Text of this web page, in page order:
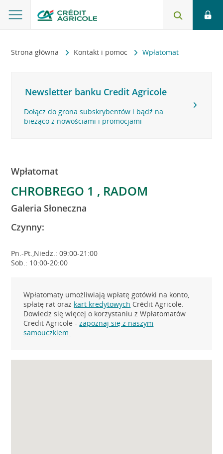
Strona główna Kontakt i pomoc Wpłatomat
Newsletter banku Credit Agricole
Dołącz do grona subskrybentów i bądź na
bieżąco z nowościami i promocjami
Wpłatomat
CHROBREGO 1 , RADOM
Galeria Słoneczna
Czynny:
Pn.-Pt.,Niedz.: 09:00-21:00
Sob.: 10:00-20:00
Wpłatomaty umożliwiają wpłatę gotówki na konto,
spłatę rat oraz kart kredytowych Crédit Agricole.
Dowiedz się więcej o korzystaniu z Wpłatomatów
Credit Agricole -zapoznaj się z naszym
samouczkiem.